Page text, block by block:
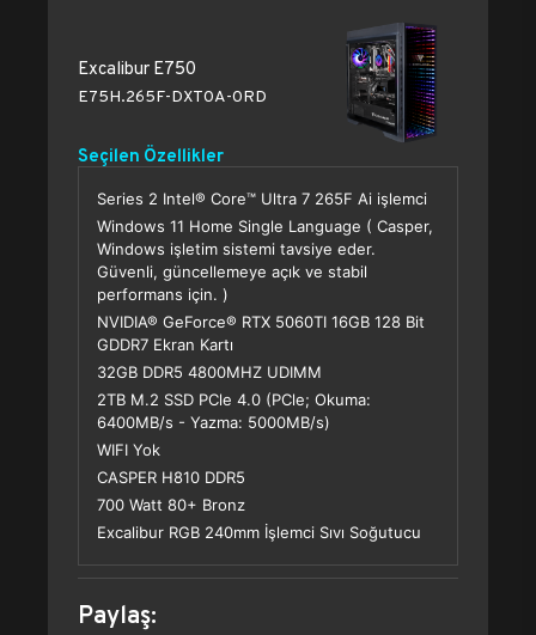
Excalibur E750
E75H.265F-DXT0A-0RD
Seçilen Özellikler
Series 2 Intel® Core™ Ultra 7 265F Ai işlemci
Windows 11 Home Single Language ( Casper,
Windows işletim sistemi tavsiye eder.
Güvenli, güncellemeye açık ve stabil
performans için. )
NVIDIA® GeForce® RTX 5060TI 16GB 128 Bit
GDDR7 Ekran Kartı
32GB DDR5 4800MHZ UDIMM
2TB M.2 SSD PCle 4.0 (PCle; Okuma:
6400MB/s - Yazma: 5000MB/s)
WIFI Yok
CASPER H810 DDR5
700 Watt 80+ Bronz
Excalibur RGB 240mm İşlemci Sıvı Soğutucu
Paylaş: